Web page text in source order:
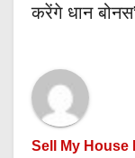
करेंगे धान
Sell My House